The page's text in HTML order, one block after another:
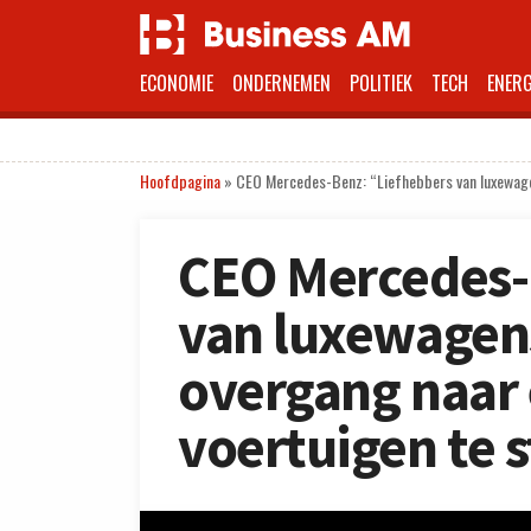
ECONOMIE ONDERNEMEN POLITIEK TECH
Hoofdpagina» CEO Mercedes-Benz: “Liefhebbers van
CEO
van
overgang
voertuigen te